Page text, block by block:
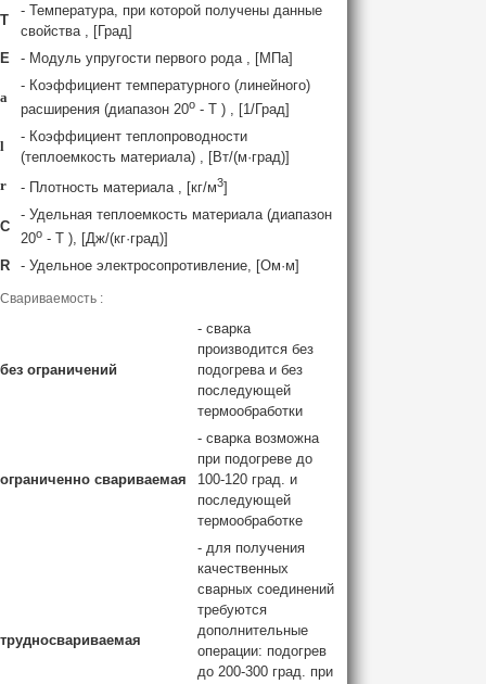
T
- Температура, при которой получены данные
свойства , [Град]
E
- Модуль упругости первого рода , [МПа]
a
- Коэффициент температурного (линейного)
расширения (диапазон 20o - T ) , [1/Град]
l
- Коэффициент теплопроводности
(теплоемкость материала) , [Вт/(м·град)]
r
- Плотность материала , [кг/м3]
C
- Удельная теплоемкость материала (диапазон
20o - T ), [Дж/(кг·град)]
R
- Удельное электросопротивление, [Ом·м]
Свариваемость :
без ограничений
- сварка
производится без
подогрева и без
последующей
термообработки
ограниченно свариваемая
- сварка возможна
при подогреве до
100-120 град. и
последующей
термообработке
трудносвариваемая
- для получения
качественных
сварных соединений
требуются
дополнительные
операции: подогрев
до 200-300 град. при